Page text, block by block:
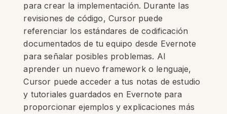
para crear la implementación. Durante las
revisiones de código, Cursor puede
referenciar los estándares de codificación
documentados de tu equipo desde Evernote
para señalar posibles problemas. Al
aprender un nuevo framework o lenguaje,
Cursor puede acceder a tus notas de estudio
y tutoriales guardados en Evernote para
proporcionar ejemplos y explicaciones más